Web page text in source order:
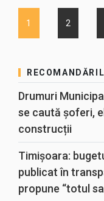
1 2
Drumuri
se caută șoferi,
construcții
Timișoara:
publicat în
propune “totul